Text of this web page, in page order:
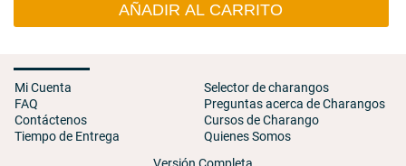
AÑADIR AL CARRITO
Mi Cuenta
FAQ
Contáctenos
Tiempo de Entrega
Selector de charangos
Preguntas acerca de Charangos
Cursos de Charango
Quienes Somos